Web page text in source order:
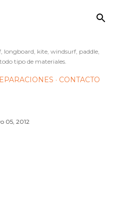
longboard, kite, windsurf, paddle,
tipo de materiales.
CONTACTO
05, 2012